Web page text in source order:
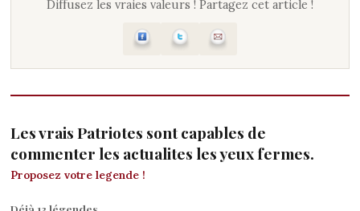
Diffusez les vraies valeurs ! Partagez cet article !
Les vrais Patriotes sont capables de
commenter les actualites les yeux fermes.
Proposez votre legende !